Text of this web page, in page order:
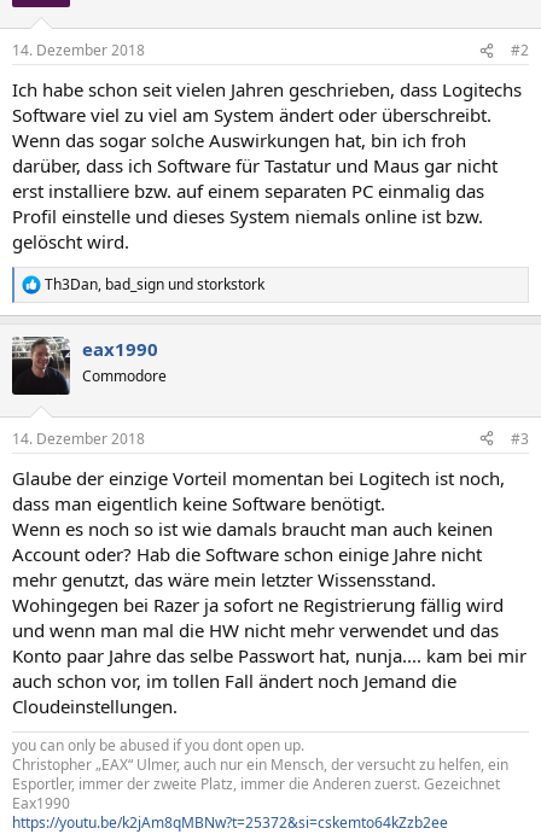
14. Dezember 2018 #2
Ich habe schon seit vielen Jahren geschrieben, dass Logitechs
Software viel zu viel am System ändert oder überschreibt.
Wenn das sogar solche Auswirkungen hat, bin ich froh
darüber, dass ich Software für Tastatur und Maus gar nicht
erst installiere bzw. auf einem separaten PC einmalig das
Profil einstelle und dieses System niemals online ist bzw.
gelöscht wird.
R
e
k
e
:
Th3Dan, bad_sign undstorkstork
eax1990
Commodore
14. Dezember 2018 #3
Glaube der einzige Vorteil momentan bei Logitech ist noch,
dass man eigentlich keine Software benötigt.
Wenn es noch so ist wie damals braucht man auch keinen
Account oder? Hab die Software schon einige Jahre nicht
mehr genutzt, das wäre mein letzter Wissensstand.
Wohingegen bei Razer ja sofort ne Registrierung fällig wird
und wenn man mal die HW nicht mehr verwendet und das
Konto paar Jahre das selbe Passwort hat, nunja.... kam bei mir
auch schon vor, im tollen Fall ändert noch Jemand die
Cloudeinstellungen.
you can only be abused if you dont open up.
Christopher „EAX“ Ulmer, auch nur ein Mensch, der versucht zu helfen, ein
Esportler, immer der zweite Platz, immer die Anderen zuerst. Gezeichnet
Eax1990
https://youtu.be/k2jAm8qMBNw?t=25372&si=cskemto64kZzb2ee